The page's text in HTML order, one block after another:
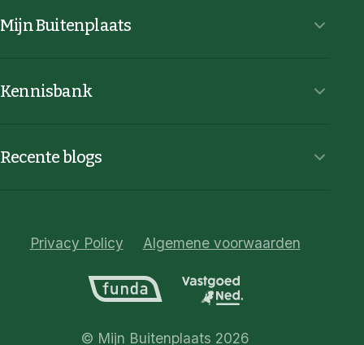
Mijn Buitenplaats
Kennisbank
Recente blogs
Privacy Policy Algemene voorwaarden
© Mijn Buitenplaats 2026